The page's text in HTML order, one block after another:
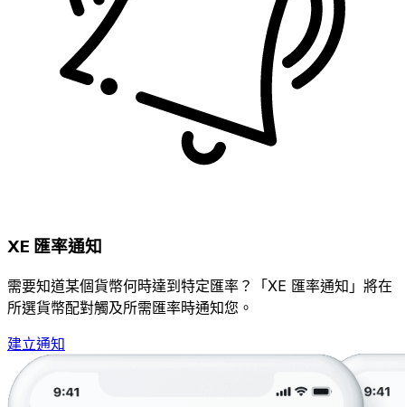
XE 匯率通知
需要知道某個貨幣何時達到特定匯率？「XE 匯率通知」將在
所選貨幣配對觸及所需匯率時通知您。
建立通知